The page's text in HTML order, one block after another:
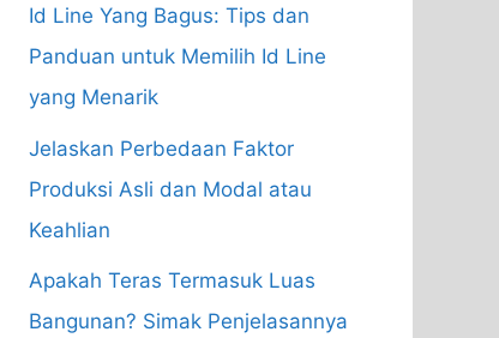
Id Line Yang Bagus: Tips dan
Panduan untuk Memilih Id Line
yang Menarik
Jelaskan Perbedaan Faktor
Produksi Asli dan Modal atau
Keahlian
Apakah Teras Termasuk Luas
Bangunan? Simak Penjelasannya